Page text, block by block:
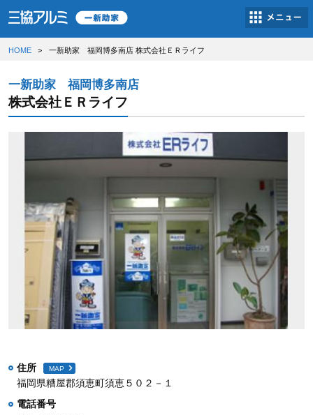
HOME 一新助家 福岡博多南店 株式会社ＥＲライフ
一新助家 福岡博多南店
株式会社ＥＲライフ
住所 MAP
福岡県糟屋郡須恵町須恵５０２－１
電話番号